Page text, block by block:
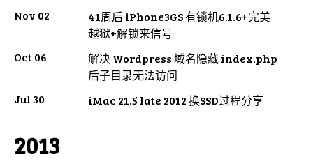
Nov 02
41周后 iPhone3GS 有锁机6.1.6+完美
越狱+解锁来信号
Oct 06
解决 Wordpress 域名隐藏 index.php
后子目录无法访问
Jul 30
iMac 21.5 late 2012 换SSD过程分享
2013